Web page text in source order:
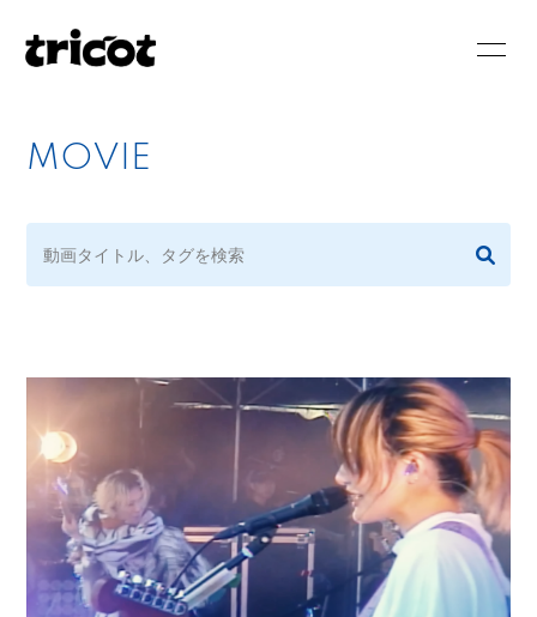
SCHEDULE
DISCOGRAPHY VIDEO
BLOG MOVIE
会員登録 ログイン
MOVIE